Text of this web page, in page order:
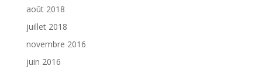
août 2018
juillet 2018
novembre 2016
juin 2016